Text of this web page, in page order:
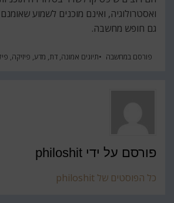
ואסטרולוגיה, ואינם מוכנים לשמוע
גם חופש מחשבה.
פורסם במחשבה תיוגים אמונה, דת, מדע, פיזיקה,
פורסם על ידי philoshit
כל הפוסטים של philoshit